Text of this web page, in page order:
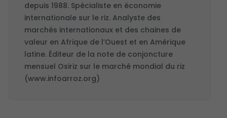
depuis 1988. Spécialiste en économie
internationale sur le riz. Analyste des
marchés internationaux et des chaines de
valeur en Afrique de l’Ouest et en Amérique
latine. Éditeur de la note de conjoncture
mensuel Osiriz sur le marché mondial du riz
(www.infoarroz.org)